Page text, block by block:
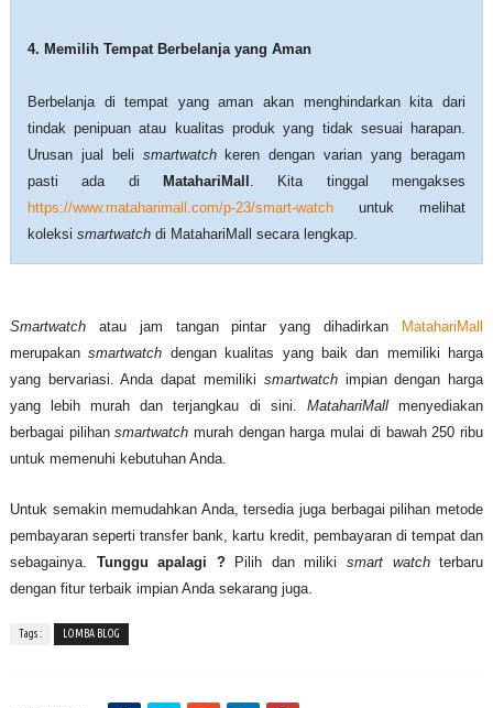
4. Memilih Tempat Berbelanja yang Aman
Berbelanja di tempat yang aman akan menghindarkan kita dari
tindak penipuan atau kualitas produk yang tidak sesuai harapan.
Urusan jual beli smartwatchkeren dengan varian yang beragam
pasti ada di
MatahariMall . Kita tinggal mengakses
https://www.mataharimall.com/p-23/smart-watchuntuk melihat
koleksi smartwatchdi MatahariMall secara lengkap.
Smartwatchatau jam tangan pintar yang dihadirkan
MatahariMall
merupakansmartwatch dengan kualitas yang baik dan memiliki harga
yang bervariasi. Anda dapat memiliki smartwatchimpian dengan harga
yang lebih murah dan terjangkau di sini. MatahariMallmenyediakan
berbagai pilihansmartwatch murah dengan harga mulai di bawah 250 ribu
untuk memenuhi kebutuhan Anda.
Untuk semakin memudahkan Anda, tersedia juga berbagai pilihan metode
pembayaran seperti transfer bank, kartu kredit, pembayaran di tempat dan
sebagainya. Tunggu apalagi ?Pilih dan miliki smart watchterbaru
dengan fitur terbaik impian Anda sekarang juga.
Tags : LOMBA BLOG